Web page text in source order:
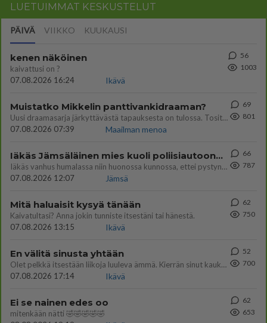
LUETUIMMAT KESKUSTELUT
PÄIVÄ VIIKKO KUUKAUSI
kenen näköinen
kaivattusi on ?
07.08.2026 16:24
Ikävä
56
1003
Muistatko Mikkelin panttivankidraaman?
Uusi draamasarja järkyttävästä tapauksesta on tulossa. Tositapahtumiin perustuva sarja ammentaa vuoden 1986 Mikkelin pan
07.08.2026 07:39
Maailman menoa
69
801
Iäkäs Jämsäläinen mies kuoli poliisiautoon matkalla Jyväskylän putkaan
Iäkäs vanhus humalassa niin huonossa kunnossa, ettei pystynyt huolehtimaan itsestään niin ainoa apu sillä hetkellä oli
07.08.2026 12:07
Jämsä
66
787
Mitä haluaisit kysyä tänään
Kaivatultasi? Anna jokin tunniste itsestäni tai hänestä.
07.08.2026 13:15
Ikävä
62
750
En välitä sinusta yhtään
Olet pelkkä itsestään liikoja luuleva ämmä. Kierrän sinut kaukaa nyt ja aina. Olit mulle pelkkä lelu vaan.
07.08.2026 17:14
Ikävä
52
700
Ei se nainen edes oo
mitenkään nätti 🤣🤣🤣🤣🤣
62
653